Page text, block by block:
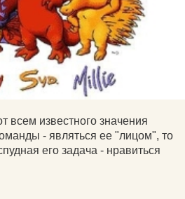
всем известного значения
- являться ее "лицом", то
его задача - нравиться